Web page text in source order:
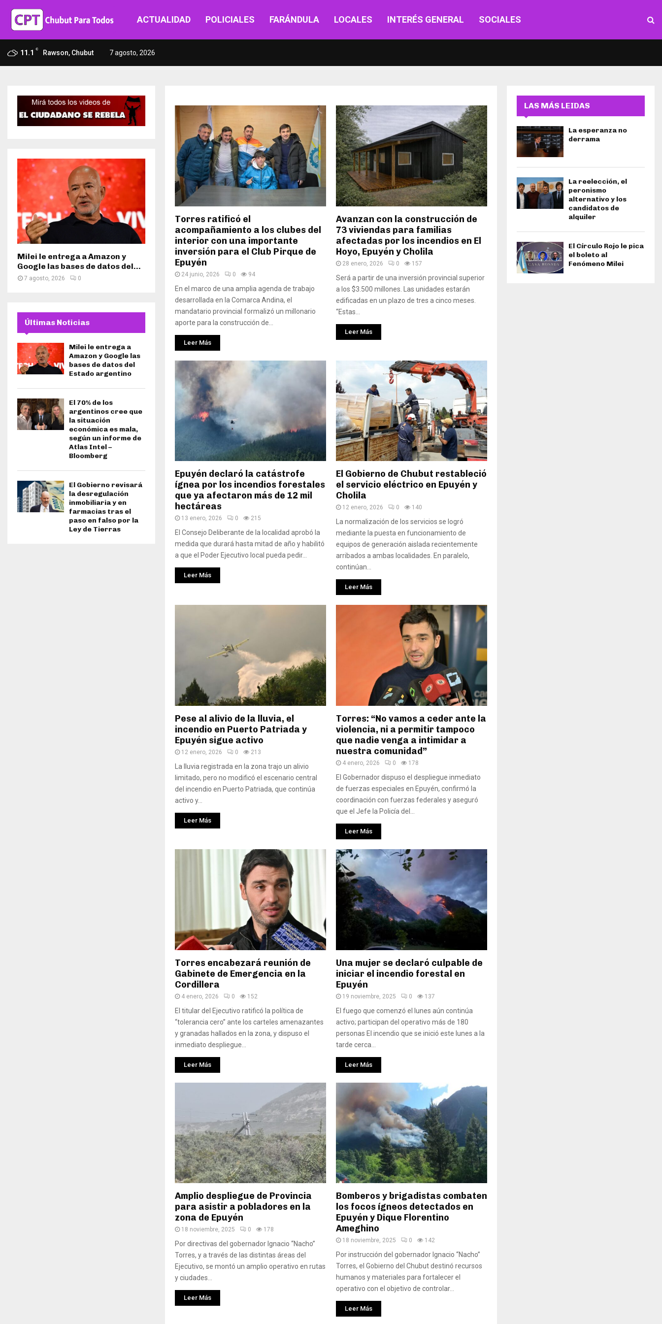
ACTUALIDAD POLICIALES FARÁNDULA LOCALES INTERÉS GENERAL SOCIALES
11.1 C Rawson, Chubut 7 agosto, 2026
Torres ratificó el
acompañamiento a los clubes del
interior con una importante
inversión para el Club Pirque de
Epuyén
24 junio, 2026 0 94
En el marco de una amplia agenda de trabajo
desarrollada en la Comarca Andina, el
mandatario provincial formalizó un millonario
aporte para la construcción de...
Leer Más
Avanzan con la construcción de
73 viviendas para familias
afectadas por los incendios en El
Hoyo, Epuyén y Cholila
28 enero, 2026 0 157
Será a partir de una inversión provincial superior
a los $3.500 millones. Las unidades estarán
edificadas en un plazo de tres a cinco meses.
“Estas...
Leer Más
Epuyén declaró la catástrofe
ígnea por los incendios forestales
que ya afectaron más de 12 mil
hectáreas
13 enero, 2026 0 215
El Consejo Deliberante de la localidad aprobó la
medida que durará hasta mitad de año y habilitó
a que el Poder Ejecutivo local pueda pedir...
Leer Más
El Gobierno de Chubut restableció
el servicio eléctrico en Epuyén y
Cholila
12 enero, 2026 0 140
La normalización de los servicios se logró
mediante la puesta en funcionamiento de
equipos de generación aislada recientemente
arribados a ambas localidades. En paralelo,
continúan...
Leer Más
Pese al alivio de la lluvia, el
incendio en Puerto Patriada y
Epuyén sigue activo
12 enero, 2026 0 213
La lluvia registrada en la zona trajo un alivio
limitado, pero no modificó el escenario central
del incendio en Puerto Patriada, que continúa
activo y...
Leer Más
Torres: “No vamos a ceder ante la
violencia, ni a permitir tampoco
que nadie venga a intimidar a
nuestra comunidad”
4 enero, 2026 0 178
El Gobernador dispuso el despliegue inmediato
de fuerzas especiales en Epuyén, confirmó la
coordinación con fuerzas federales y aseguró
que el Jefe la Policía del...
Leer Más
Torres encabezará reunión de
Gabinete de Emergencia en la
Cordillera
4 enero, 2026 0 152
El titular del Ejecutivo ratificó la política de
“tolerancia cero” ante los carteles amenazantes
y granadas hallados en la zona, y dispuso el
inmediato despliegue...
Leer Más
Una mujer se declaró culpable de
iniciar el incendio forestal en
Epuyén
19 noviembre, 2025 0 137
El fuego que comenzó el lunes aún continúa
activo; participan del operativo más de 180
personas El incendio que se inició este lunes a la
tarde cerca...
Leer Más
Amplio despliegue de Provincia
para asistir a pobladores en la
zona de Epuyén
18 noviembre, 2025 0 178
Por directivas del gobernador Ignacio “Nacho”
Torres, y a través de las distintas áreas del
Ejecutivo, se montó un amplio operativo en rutas
y ciudades...
Leer Más
Bomberos y brigadistas combaten
los focos ígneos detectados en
Epuyén y Dique Florentino
Ameghino
18 noviembre, 2025 0 142
Por instrucción del gobernador Ignacio “Nacho”
Torres, el Gobierno del Chubut destinó recursos
humanos y materiales para fortalecer el
operativo con el objetivo de controlar...
Leer Más
Milei le entrega a Amazon y
Google las bases de datos del...
7 agosto, 2026 0
Últimas Noticias
Milei le entrega a
Amazon y Google las
bases de datos del
Estado argentino
El 70% de los
argentinos cree que
la situación
económica es mala,
según un informe de
Atlas Intel –
Bloomberg
El Gobierno revisará
la desregulación
inmobiliaria y en
farmacias tras el
paso en falso por la
Ley de Tierras
LAS MÁS LEIDAS
La esperanza no
derrama
La reelección, el
peronismo
alternativo y los
candidatos de
alquiler
El Círculo Rojo le pica
el boleto al
Fenómeno Milei